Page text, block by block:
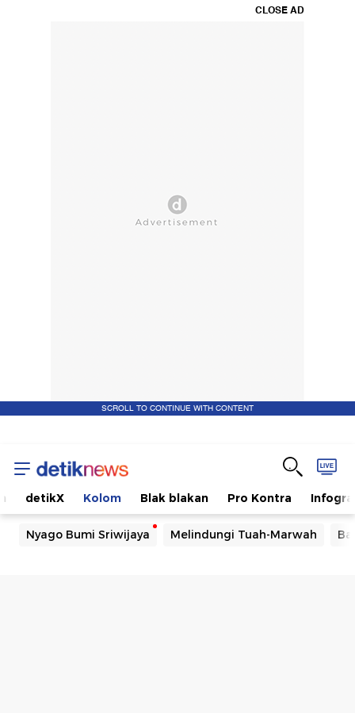
CLOSE AD
SCROLL TO CONTINUE WITH CONTENT
detikX Kolom Blak blakan Pro Kontra
Nyago Bumi Sriwijaya Melindungi Tuah-Marwah